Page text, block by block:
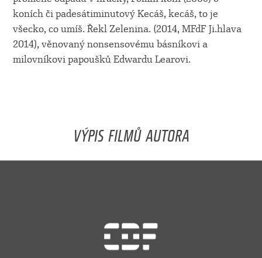
koních či padesátiminutový Kecáš, kecáš, to je
všecko, co umíš. Řekl Zelenina. (2014, MFdF Ji.hlava
2014), věnovaný nonsensovému básníkovi a
milovníkovi papoušků Edwardu Learovi.
VÝPIS FILMŮ AUTORA